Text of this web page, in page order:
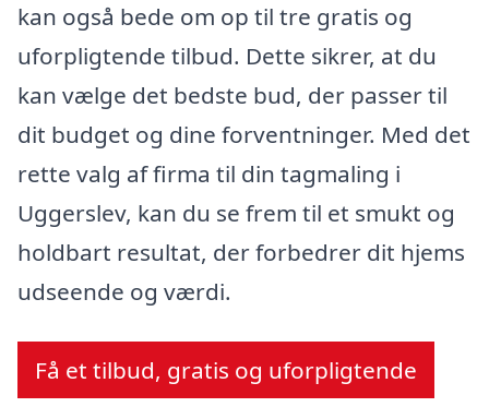
kan også bede om op til tre gratis og
uforpligtende tilbud. Dette sikrer, at du
kan vælge det bedste bud, der passer til
dit budget og dine forventninger. Med det
rette valg af firma til din tagmaling i
Uggerslev, kan du se frem til et smukt og
holdbart resultat, der forbedrer dit hjems
udseende og værdi.
Få et tilbud, gratis og uforpligtende